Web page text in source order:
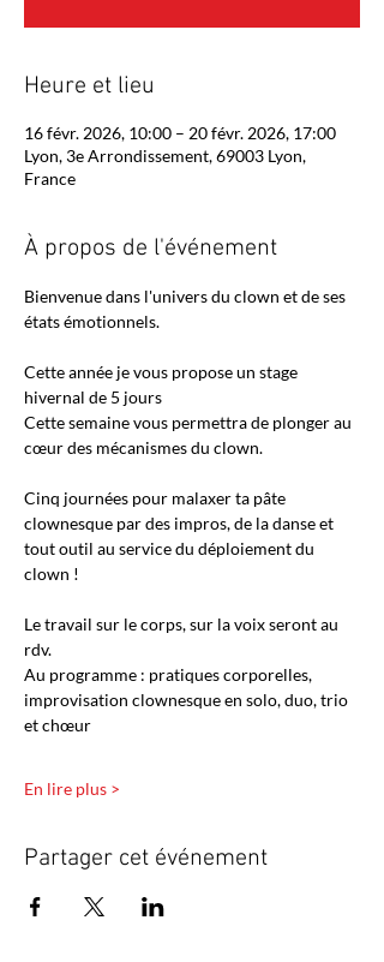
Heure et lieu
16 févr. 2026, 10:00 – 20 févr. 2026, 17:00
Lyon, 3e Arrondissement, 69003 Lyon,
France
À propos de l'événement
Bienvenue dans l'univers du clown et de ses
états émotionnels.
Cette année je vous propose un stage
hivernal de 5 jours
Cette semaine vous permettra de plonger au
cœur des mécanismes du clown.
Cinq journées pour malaxer ta pâte
clownesque par des impros, de la danse et
tout outil au service du déploiement du
clown !
Le travail sur le corps, sur la voix seront au
rdv.
Au programme : pratiques corporelles,
improvisation clownesque en solo, duo, trio
et chœur
En lire plus >
Partager cet événement